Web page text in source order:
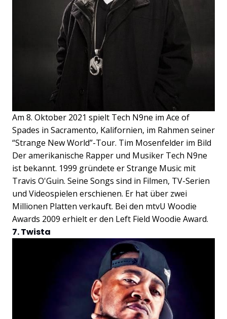
Am 8. Oktober 2021 spielt Tech N9ne im Ace of
Spades in Sacramento, Kalifornien, im Rahmen seiner
“Strange New World”-Tour. Tim Mosenfelder im Bild
Der amerikanische Rapper und Musiker Tech N9ne
ist bekannt. 1999 gründete er Strange Music mit
Travis O'Guin. Seine Songs sind in Filmen, TV-Serien
und Videospielen erschienen. Er hat über zwei
Millionen Platten verkauft. Bei den mtvU Woodie
Awards 2009 erhielt er den Left Field Woodie Award.
7. Twista